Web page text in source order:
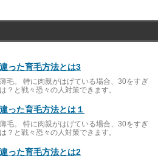
った育毛方法とは3
毛。 特に肉親がはげている場合、30をすぎ
？と戦々恐々の人対策できます。
った育毛方法とは１
毛。 特に肉親がはげている場合、30をすぎ
？と戦々恐々の人対策できます。
った育毛方法とは2